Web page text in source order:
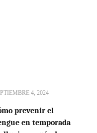
4, 2024
prevenir el
en temporada